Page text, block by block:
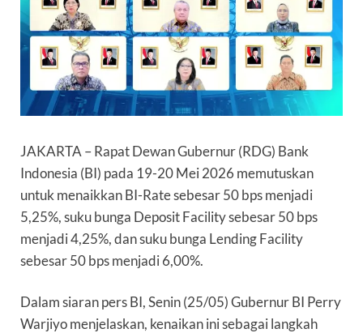
JAKARTA – Rapat Dewan Gubernur (RDG) Bank
Indonesia (BI) pada 19-20 Mei 2026 memutuskan
untuk menaikkan BI-Rate sebesar 50 bps menjadi
5,25%, suku bunga Deposit Facility sebesar 50 bps
menjadi 4,25%, dan suku bunga Lending Facility
sebesar 50 bps menjadi 6,00%.
Dalam siaran pers BI, Senin (25/05) Gubernur BI Perry
Warjiyo menjelaskan, kenaikan ini sebagai langkah